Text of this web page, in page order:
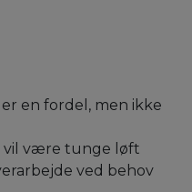
en fordel, men ikke
vil være tunge løft
ved behov